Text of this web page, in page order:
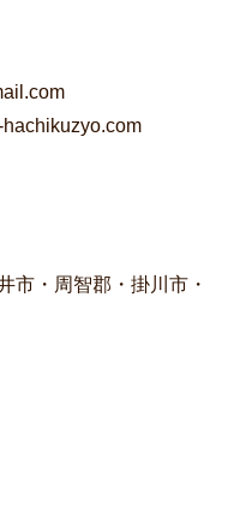
市・周智郡・掛川市・